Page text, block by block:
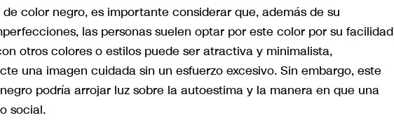
color negro, es importante considerar que, además de su
las personas suelen optar por este color por su facilidad
otros colores o estilos puede ser atractiva y minimalista,
una imagen cuidada sin un esfuerzo excesivo. Sin embargo, este
podría arrojar luz sobre la autoestima y la manera en que una
social.